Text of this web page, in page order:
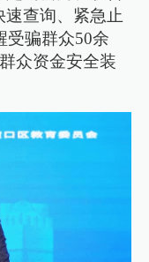
查询、紧急止
受骗群众50余
众资金安全装